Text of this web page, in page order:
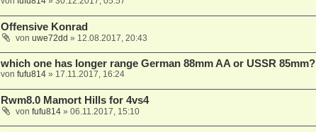
Offensive Konrad
von uwe72dd » 12.08.2017, 20:43
which one has longer range German 88mm AA or USSR 85mm?
von fufu814» 17.11.2017, 16:24
Rwm8.0 Mamort Hills for 4vs4
von fufu814» 06.11.2017, 15:10